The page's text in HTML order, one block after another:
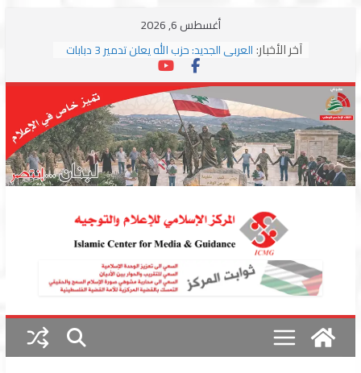
أغسطس 6, 2026
آخر الأخبار: العربي الجديد: حزب الله يعلن تدمير 3 دبابات
وسط اشتباكات مع جيش الاحتلال
ترامب: مذكرة التفاهم تمثل “استسلاما غير
مشروط” من جانب إيران
الجمهورية: إسرائيل إلى واشنطن بخريطة
احتلال جديدة ولبنان أمام اختبار التفاوض
بزشكيان وترامب يوقعان اتفاق إسلام آباد
تمهيداً لاستئناف المفاوضات
استهداف دراجة نارية على طريق العباسية